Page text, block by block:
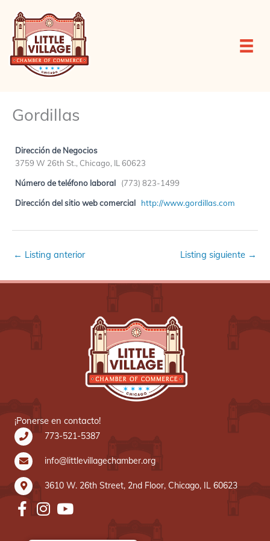
contenido
Gordillas
Dirección de Negocios
3759 W 26th St., Chicago, IL 60623
Número de teléfono laboral (773) 823-1499
Dirección del sitio web comercial http://www.gordillas.com
← Listing anterior Listing siguiente →
¡Ponerse en contacto!
773-521-5387
info@littlevillagechamber.org
3610 W. 26th Street, 2nd Floor, Chicago, IL 60623